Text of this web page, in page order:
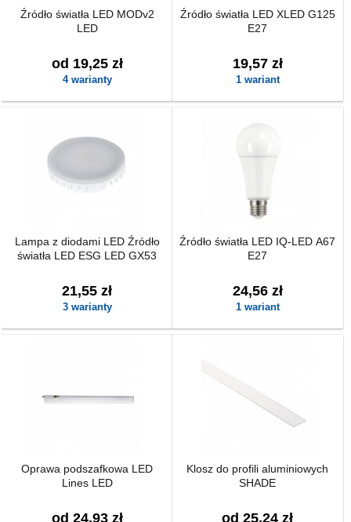
Źródło światła LED MODv2
LED
od 19,25 zł
4 warianty
Źródło światła LED XLED G125
E27
19,57 zł
1 wariant
Lampa z diodami LED Źródło
światła LED ESG LED GX53
21,55 zł
3 warianty
Źródło światła LED IQ-LED A67
E27
24,56 zł
1 wariant
Oprawa podszafkowa LED
Lines LED
od 24,93 zł
Klosz do profili aluminiowych
SHADE
od 25,24 zł